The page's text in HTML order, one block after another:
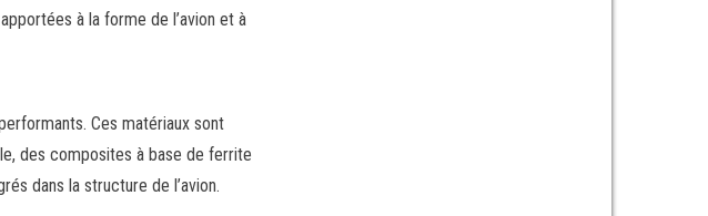
à la forme de l’avion et à
Ces matériaux sont
des composites à base de ferrite
dans la structure de l’avion.